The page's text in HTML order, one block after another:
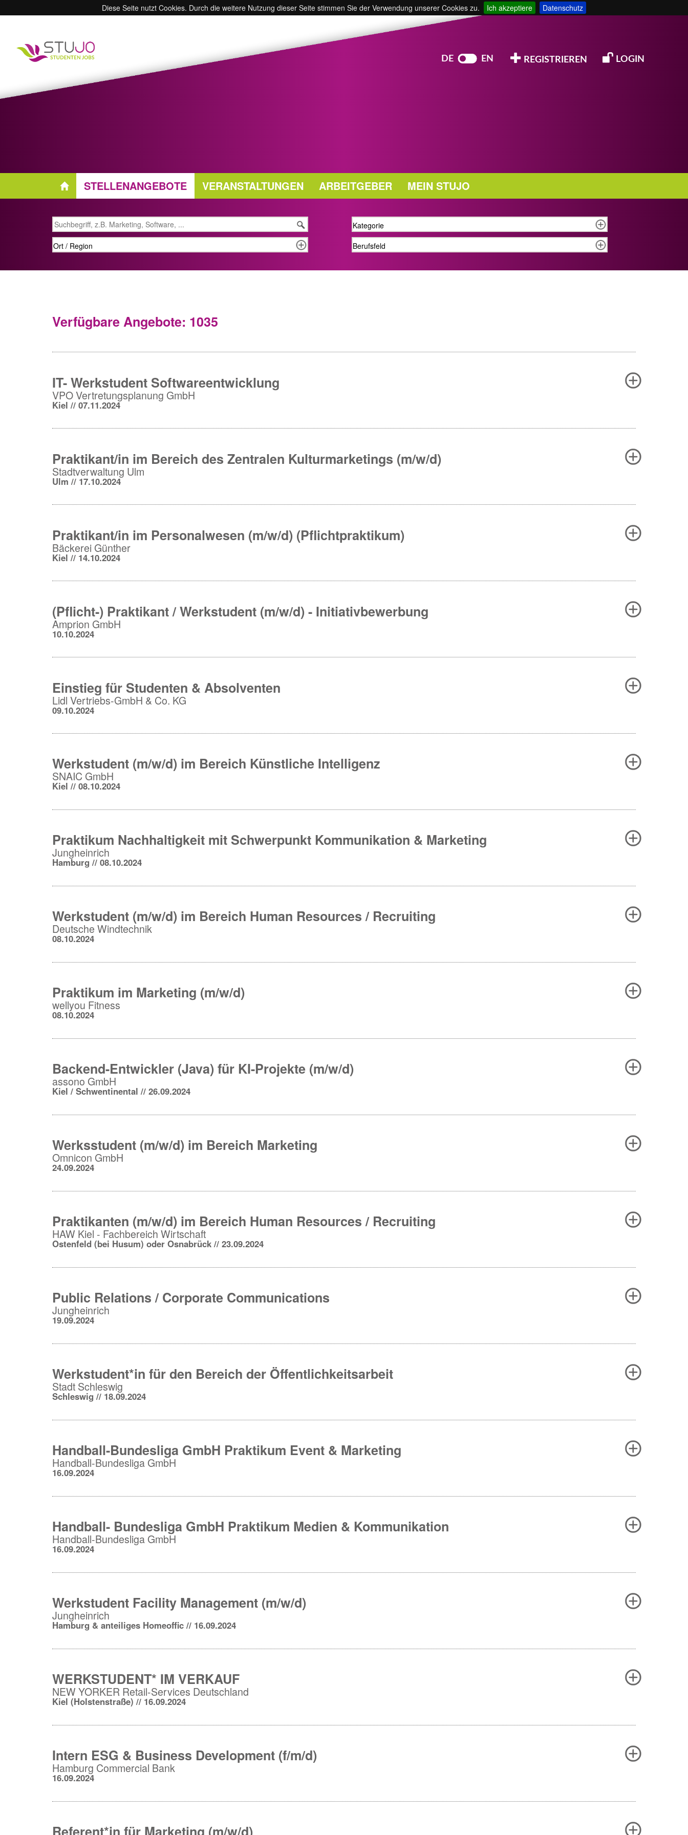
Diese Seite nutzt Cookies. Durch die weitere Nutzung dieser Seite stimmen Sie der Verwendung unserer Cookies zu. Ich akzeptiere Datenschutz
DE EN REGISTRIEREN LOGIN
STELLENANGEBOTE VERANSTALTUNGEN ARBEITGEBER MEIN STUJO
Verfügbare Angebote: 1035
IT- Werkstudent Softwareentwicklung
VPO Vertretungsplanung GmbH
Kiel // 07.11.2024
Praktikant/in im Bereich des Zentralen Kulturmarketings (m/w/d)
Stadtverwaltung Ulm
Ulm // 17.10.2024
Praktikant/in im Personalwesen (m/w/d) (Pflichtpraktikum)
Bäckerei Günther
Kiel // 14.10.2024
(Pflicht-) Praktikant / Werkstudent (m/w/d) - Initiativbewerbung
Amprion GmbH
10.10.2024
Einstieg für Studenten & Absolventen
Lidl Vertriebs-GmbH & Co. KG
09.10.2024
Werkstudent (m/w/d) im Bereich Künstliche Intelligenz
SNAIC GmbH
Kiel // 08.10.2024
Praktikum Nachhaltigkeit mit Schwerpunkt Kommunikation & Marketing
Jungheinrich
Hamburg // 08.10.2024
Werkstudent (m/w/d) im Bereich Human Resources / Recruiting
Deutsche Windtechnik
08.10.2024
Praktikum im Marketing (m/w/d)
wellyou Fitness
08.10.2024
Backend-Entwickler (Java) für KI-Projekte (m/w/d)
assono GmbH
Kiel / Schwentinental // 26.09.2024
Werksstudent (m/w/d) im Bereich Marketing
Omnicon GmbH
24.09.2024
Praktikanten (m/w/d) im Bereich Human Resources / Recruiting
HAW Kiel - Fachbereich Wirtschaft
Ostenfeld (bei Husum) oder Osnabrück // 23.09.2024
Public Relations / Corporate Communications
Jungheinrich
19.09.2024
Werkstudent*in für den Bereich der Öffentlichkeitsarbeit
Stadt Schleswig
Schleswig // 18.09.2024
Handball-Bundesliga GmbH Praktikum Event & Marketing
Handball-Bundesliga GmbH
16.09.2024
Handball- Bundesliga GmbH Praktikum Medien & Kommunikation
Handball-Bundesliga GmbH
16.09.2024
Werkstudent Facility Management (m/w/d)
Jungheinrich
Hamburg & anteiliges Homeoffic // 16.09.2024
WERKSTUDENT* IM VERKAUF
NEW YORKER Retail-Services Deutschland
Kiel (Holstenstraße) // 16.09.2024
Intern ESG & Business Development (f/m/d)
Hamburg Commercial Bank
16.09.2024